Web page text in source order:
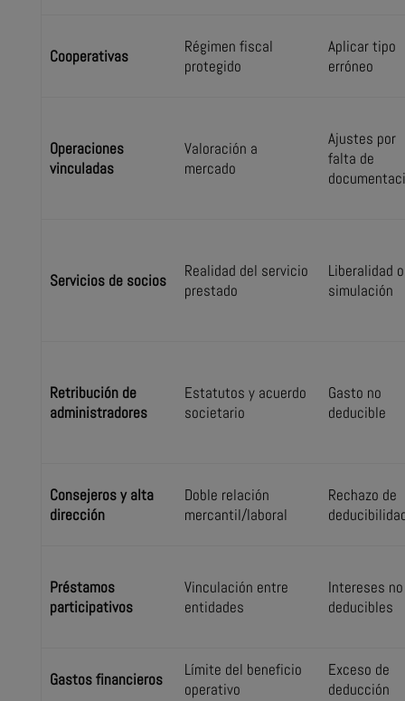
Cooperativas
Régimen fiscal
protegido
Aplicar tipo
erróneo
Operaciones
vinculadas
Valoración a
mercado
Ajustes por
falta de
Servicios de socios
Realidad del servicio
prestado
Liberalidad o
simulación
Retribución de
administradores
Estatutos y acuerdo
societario
Gasto no
deducible
Consejeros y alta
dirección
Doble relación
mercantil/laboral
Rechazo de
Préstamos
participativos
Vinculación entre
entidades
Intereses no
deducibles
Gastos financieros
Límite del beneficio
operativo
Exceso de
deducción